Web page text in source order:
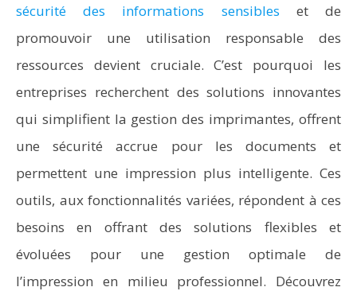
sécurité des informations sensibles et de
promouvoir une utilisation responsable des
ressources devient cruciale. C’est pourquoi les
entreprises recherchent des solutions innovantes
qui simplifient la gestion des imprimantes, offrent
une sécurité accrue pour les documents et
permettent une impression plus intelligente. Ces
outils, aux fonctionnalités variées, répondent à ces
besoins en offrant des solutions flexibles et
évoluées pour une gestion optimale de
l’impression en milieu professionnel. Découvrez